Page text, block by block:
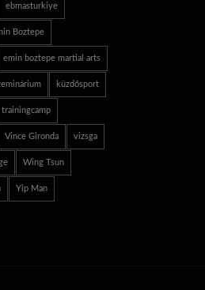
ebmasturkiye
Boztepe
emin boztepe martial arts
küzdősport
trainingcamp
Vince Gironda vizsga
Wing Tsun
Yip Man